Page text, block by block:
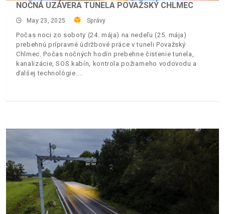
NOČNÁ UZÁVERA TUNELA POVAŽSKÝ CHLMEC
May 23, 2025 Správy
Počas noci zo soboty (24. mája) na nedeľu (25. mája)
prebehnú prípravné údržbové práce v tuneli Považský
Chlmec. Počas nočných hodín prebehne čistenie tunela,
kanalizácie, SOS kabín, kontrola požiarneho vodovodu a
ďalšej technológie.